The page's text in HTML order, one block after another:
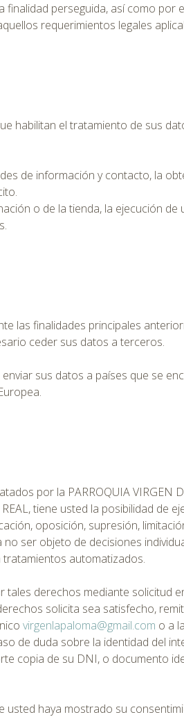
finalidad perseguida, así como por
requerimientos legales
habilitan el tratamiento de sus
de información y contacto, la
o de la tienda, la ejecución de
las finalidades principales
ceder sus datos a terceros.
sus datos a países que se
por la PARROQUIA VIRGEN
tiene usted la posibilidad de
oposición, supresión,
ser objeto de decisiones
automatizados.
tales derechos mediante solicitud
solicita sea satisfecho,
virgenlapaloma@gmail.com o a
de duda sobre la identidad del
copia de su DNI, o documento
usted haya mostrado su